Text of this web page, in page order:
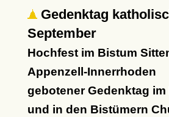
Gedenktag
September
Hochfest im Bistum
Appenzell-Innerrhoden
gebotener Gedenktag
und in den Bistümern